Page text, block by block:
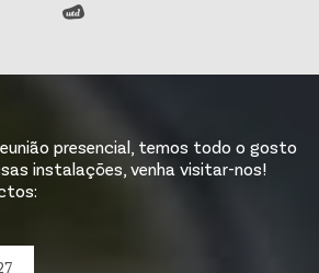
presencial, temos todo o gosto
instalações, venha visitar-nos!